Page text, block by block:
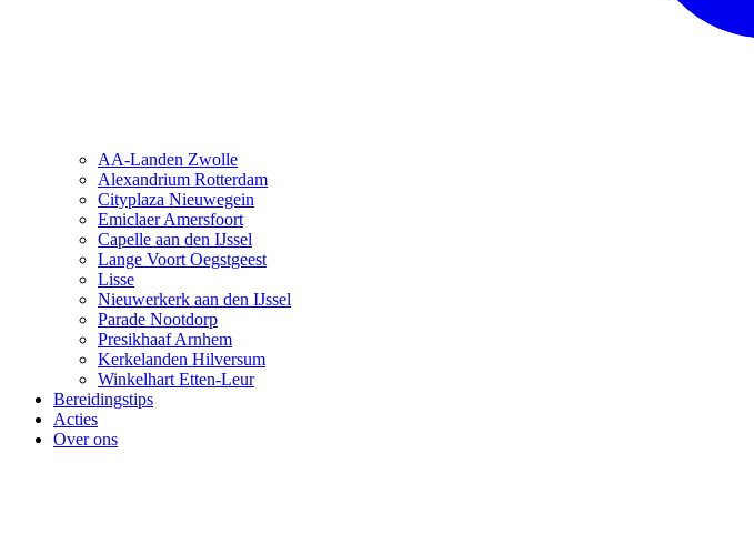
AA-Landen Zwolle
Alexandrium Rotterdam
Cityplaza Nieuwegein
Emiclaer Amersfoort
Capelle aan den IJssel
Lange Voort Oegstgeest
Lisse
Nieuwerkerk aan den IJssel
Parade Nootdorp
Presikhaaf Arnhem
Kerkelanden Hilversum
Winkelhart Etten-Leur
Bereidingstips
Acties
Over ons